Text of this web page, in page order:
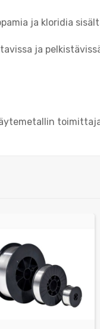
ja kloridia
ja